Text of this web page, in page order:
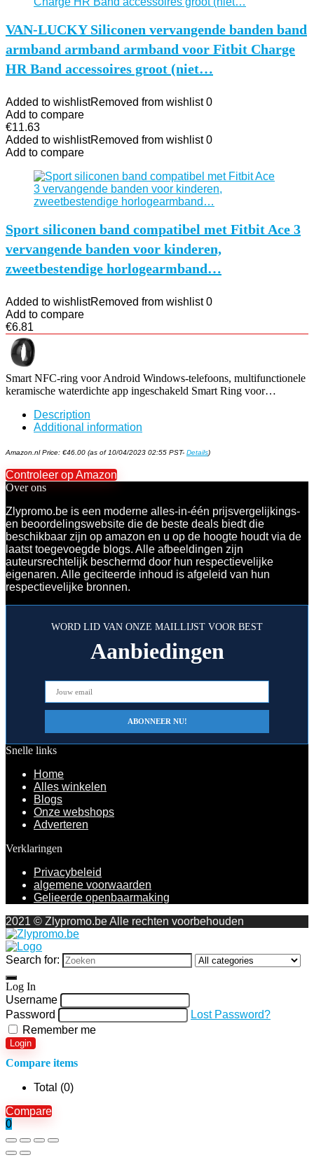
VAN-LUCKY Siliconen vervangende banden band
armband armband armband voor Fitbit Charge
HR Band accessoires groot (niet…
Added to wishlistRemoved from wishlist 0
Add to compare
€11.63
Added to wishlistRemoved from wishlist 0
Add to compare
Sport siliconen band compatibel met Fitbit Ace 3
vervangende banden voor kinderen,
zweetbestendige horlogearmband…
Added to wishlistRemoved from wishlist 0
Add to compare
€6.81
Smart NFC-ring voor Android Windows-telefoons, multifunctionele
keramische waterdichte app ingeschakeld Smart Ring voor…
Description
Additional information
Amazon.nl Price: €46.00 (as of 10/04/2023 02:55 PST- Details)
Controleer op Amazon
Over ons
Zlypromo.be is een moderne alles-in-één prijsvergelijkings-
en beoordelingswebsite die de beste deals biedt die
beschikbaar zijn op amazon en u op de hoogte houdt via de
laatst toegevoegde blogs. Alle afbeeldingen zijn
auteursrechtelijk beschermd door hun respectievelijke
eigenaren. Alle geciteerde inhoud is afgeleid van hun
respectievelijke bronnen.
WORD LID VAN ONZE MAILLIJST VOOR BEST
Aanbiedingen
Snelle links
Home
Alles winkelen
Blogs
Onze webshops
Adverteren
Verklaringen
Privacybeleid
algemene voorwaarden
Gelieerde openbaarmaking
2021 © Zlypromo.be Alle rechten voorbehouden
Search for:
Log In
Username
Password
Lost Password?
Remember me
Login
Compare items
Total (0)
Compare
0